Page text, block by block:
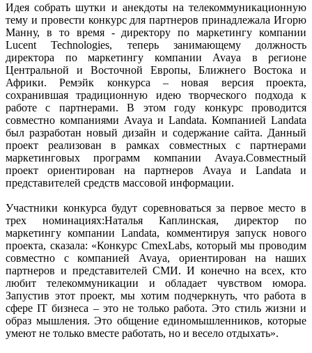
Идея собрать шутки и анекдоты на телекоммуникационную
тему и провести конкурс для партнеров принадлежала Игорю
Манну, в то время - директору по маркетингу компании
Lucent Technologies, теперь занимающему должность
директора по маркетингу компании Avaya в регионе
Центральной и Восточной Европы, Ближнего Востока и
Африки. Ремэйк конкурса – новая версия проекта,
сохранившая традиционную идею творческого подхода к
работе с партнерами. В этом году конкурс проводится
совместно компаниями Avaya и Landata. Компанией Landata
был разработан новый дизайн и содержание сайта. Данный
проект реализован в рамках совместных с партнерами
маркетинговых программ компании Avaya.Совместный
проект ориентирован на партнеров Avaya и Landata и
представителей средств массовой информации.
Участники конкурса будут соревноваться за первое место в
трех номинациях:Наталья Каплинская, директор по
маркетингу компании Landata, комментируя запуск нового
проекта, сказала: «Конкурс CmexLabs, который мы проводим
совместно с компанией Avaya, ориентирован на наших
партнеров и представителей СМИ. И конечно на всех, кто
любит телекоммуникации и обладает чувством юмора.
Запустив этот проект, мы хотим подчеркнуть, что работа в
сфере IT бизнеса – это не только работа. Это стиль жизни и
образ мышления. Это общение единомышленников, которые
умеют не только вместе работать, но и весело отдыхать».